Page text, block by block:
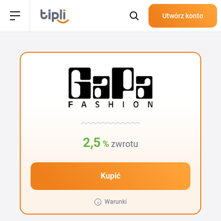
Utwórz konto
2,5 % zwrotu
Kupić
Warunki